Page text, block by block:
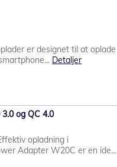
er designet til at oplade
Detaljer
og QC 4.0
opladning i
Adapter W20C er en ide...